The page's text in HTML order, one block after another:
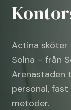
Actina sköter
Solna – från
Arenastaden
personal,
metoder.